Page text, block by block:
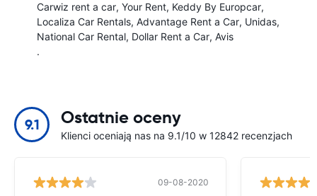
Carwiz rent a car Your Rent Keddy By Europcar
Localiza Car Rentals Advantage Rent a Car Unidas
National Car Rental Dollar Rent a Car Avis
.
9.1 Ostatnie oceny
Klienci oceniają nas na 9.1/10 w 12842 recenzjach
09-08-2020